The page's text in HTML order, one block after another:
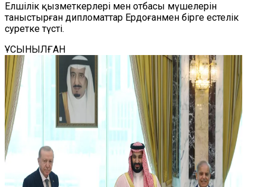
Елшілік қызметкерлері мен отбасы мүшелерін
таныстырған дипломаттар Ердоғанмен бірге естелік
суретке түсті.
ҰСЫНЫЛҒАН